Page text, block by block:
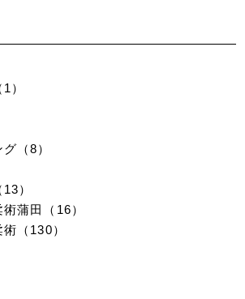
1）
グ （8）
13）
蒲田
（16）
術 （130）